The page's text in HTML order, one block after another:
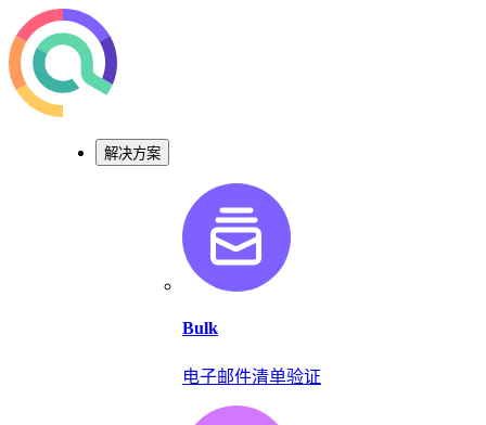
解决方案
Bulk
电子邮件清单验证